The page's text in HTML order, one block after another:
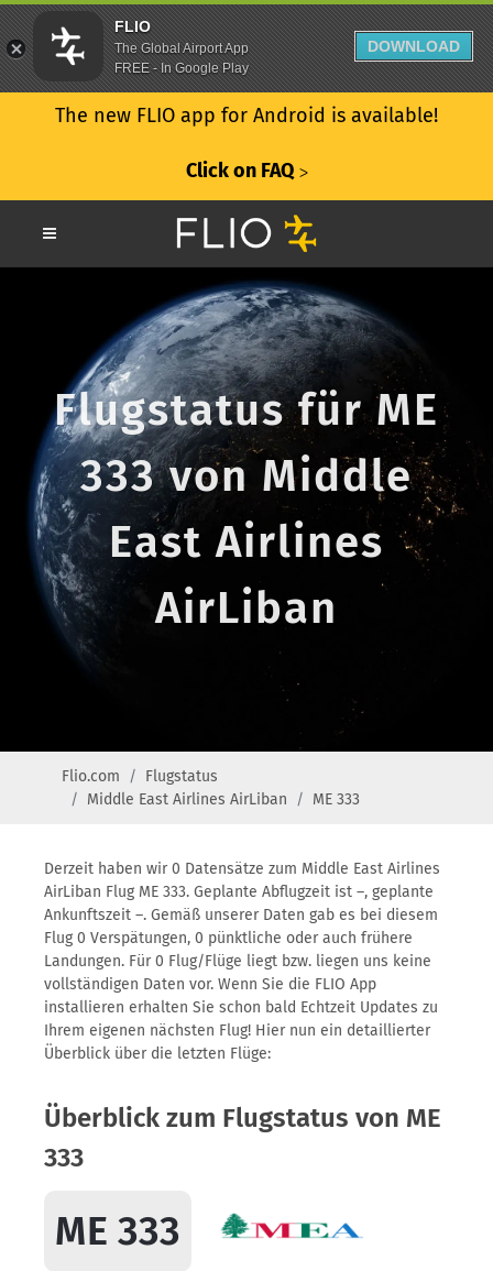
The new FLIO app for Android is available!
Click on FAQ ᐳ
Flugstatus für ME
333 von Middle
East Airlines
AirLiban
Flio.com
Flugstatus
Middle East Airlines AirLiban
ME 333
Derzeit haben wir 0 Datensätze zum Middle East Airlines
AirLiban Flug ME 333. Geplante Abflugzeit ist –, geplante
Ankunftszeit –. Gemäß unserer Daten gab es bei diesem
Flug 0 Verspätungen, 0 pünktliche oder auch frühere
Landungen. Für 0 Flug/Flüge liegt bzw. liegen uns keine
vollständigen Daten vor. Wenn Sie die FLIO App
installieren erhalten Sie schon bald Echtzeit Updates zu
Ihrem eigenen nächsten Flug! Hier nun ein detaillierter
Überblick über die letzten Flüge:
Überblick zum Flugstatus von ME
333
ME 333
FLIO
The Global Airport App
FREE - In Google Play
DOWNLOAD